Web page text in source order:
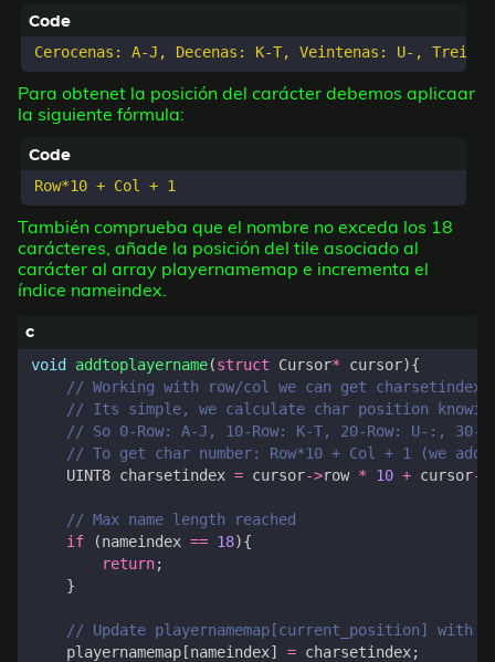
Para obtenet la posición del carácter debemos aplicaar
la siguiente fórmula:
También comprueba que el nombre no exceda los 18
carácteres, añade la posición del tile asociado al
carácter al array playernamemap e incrementa el
índice nameindex.
void addtoplayername(struct Cursor* cursor){
UINT8 charsetindex = cursor->row * 10 + cursor->
if
(nameindex == 18){
return;
}
playernamemap [nameindex] = charsetindex;